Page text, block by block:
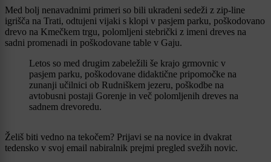
Med bolj nenavadnimi primeri so bili ukradeni sedeži z zip-line
igrišča na Trati, odtujeni vijaki s klopi v pasjem parku, poškodovano
drevo na Kmečkem trgu, polomljeni stebrički z imeni dreves na
sadni promenadi in poškodovane table v Gaju.
Letos so med drugim zabeležili še krajo grmovnic v
pasjem parku, poškodovane didaktične pripomočke na
zunanji učilnici ob Rudniškem jezeru, poškodbe na
avtobusni postaji Gorenje in več polomljenih dreves na
sadnem drevoredu.
Želiš biti vedno na tekočem? Prijavi se na novice in dvakrat
tedensko v svoj email nabiralnik prejmi pregled svežih novic.